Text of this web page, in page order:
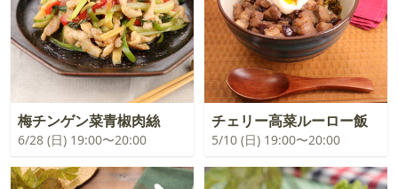
梅チンゲン菜青椒肉絲
6/28 (日) 19:00〜20:00
チェリー高菜ルーロー飯
5/10 (日) 19:00〜20:00